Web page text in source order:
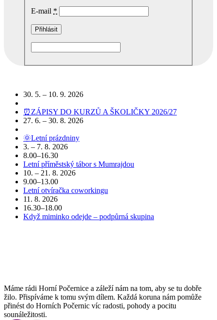
E-mail *
30. 5. – 10. 9. 2026
⏰ZÁPISY DO KURZŮ A ŠKOLIČKY 2026/27
27. 6. – 30. 8. 2026
🌞Letní prázdniny
3. – 7. 8. 2026
8.00–16.30
Letní příměstský tábor s Mumrajdou
10. – 21. 8. 2026
9.00–13.00
Letní otvíračka coworkingu
11. 8. 2026
16.30–18.00
Když miminko odejde – podpůrná skupina
Máme rádi Horní Počernice a záleží nám na tom, aby se tu dobře
žilo. Přispíváme k tomu svým dílem. Každá koruna nám pomůže
přinést do Horních Počernic víc radosti, pohody a pocitu
sounáležitosti.